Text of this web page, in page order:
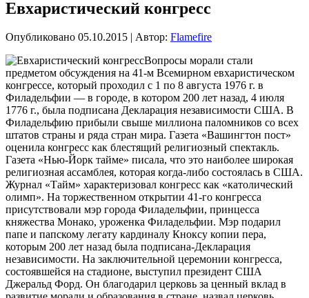
Евхаристический конгресс
Опубликовано 05.10.2015 | Автор: Flamefire
Вопросы морали стали
предметом обсуждения на 41-м Всемирном евхаристическом
конгрессе, который проходил с 1 по 8 августа 1976 г. в
Филадельфии — в городе, в котором 200 лет назад, 4 июля
1776 г., была подписана Декларация независимости США. В
Филадельфию прибыли свыше миллиона паломников со всех
штатов страны и ряда стран мира. Газета «Вашингтон пост»
оценила конгресс как блестящий религиозный спектакль.
Газета «Нью-Йорк тайме» писала, что это наиболее широкая
религиозная ассамблея, которая когда-либо состоялась в США.
Журнал «Тайм» характеризовал конгресс как «католический
олимп». На торжественном открытии 41-го конгресса
присутствовали мэр города Филадельфии, принцесса
княжества Монако, уроженка Филадельфии. Мэр подарил
папе и папскому легату кардиналу Кноксу копии пера,
которым 200 лет назад была подписана-Декларация
независимости. На заключительной церемонии конгресса,
состоявшейся на стадионе, выступил президент США
Джеральд Форд. Он благодарил церковь за ценный вклад в